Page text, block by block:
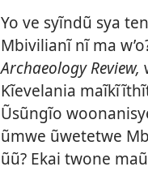
Yo ve syĩndũ sya
Mbivilianĩ nĩ ma
Archaeology Review,
Kĩevelania
Ũsũngĩo
ũmwe ũwetetwe
ũũ? Ekai twone